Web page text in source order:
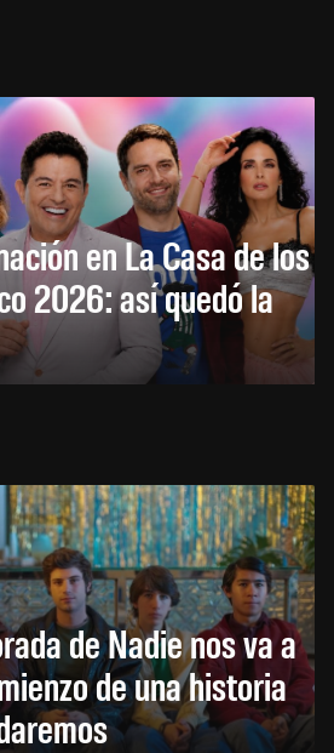
en La Casa de los
2026: así quedó la
de Nadie nos va a
de una historia